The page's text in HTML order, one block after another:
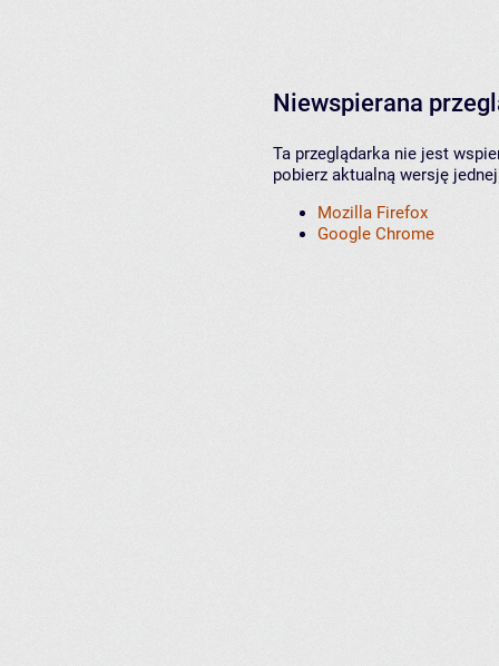
Niewspierana
Ta przeglądarka nie jest
pobierz aktualną wersję
Mozilla Firefox
Google Chrome